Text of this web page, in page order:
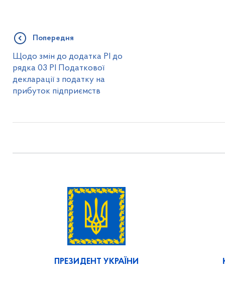
Попередня
Щодо змін до додатка РІ до
рядка 03 РІ Податкової
декларації з податку на
прибуток підприємств
ПРЕЗИДЕНТ УКРАЇНИ